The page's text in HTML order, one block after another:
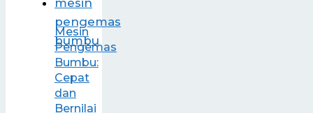
Mesin
Pengemas
Bumbu:
Cepat
dan
Bernilai